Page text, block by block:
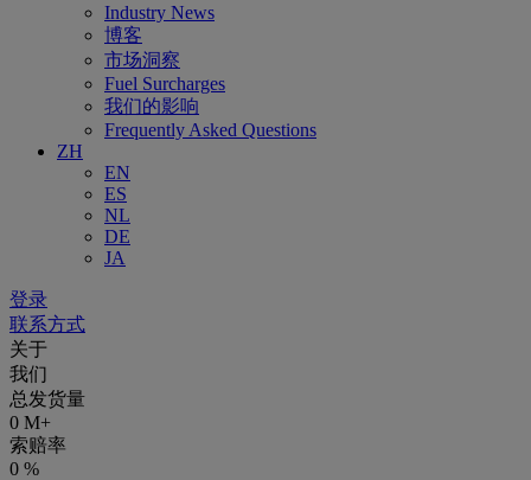
Industry News
博客
市场洞察
Fuel Surcharges
我们的影响
Frequently Asked Questions
ZH
EN
ES
NL
DE
JA
登录
联系方式
关于
我们
总发货量
0 M+
索赔率
0 %